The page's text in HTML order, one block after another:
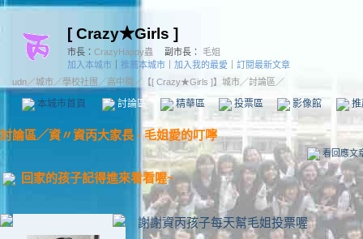
[ Crazy★Girls ]
市長： CrazyHappy蟲 副市長： 毛姐
加入本城市
推薦本城市 加入我的最愛
訂閱最新文章
udn／城市／學校社團 ／高中職／ 【[ Crazy★Girls ]】城市／討論區／
本城市首頁 討論區 精華區 投票區 影像館
討論區／資〃資丙大家長 - 毛姐愛的叮嚀
看回應文
回家的孩子記得進來看看喔~
謝謝資丙孩子每天幫毛姐投票喔